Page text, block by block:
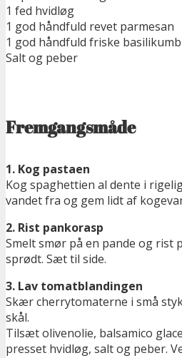
1 fed hvidløg
1 god håndfuld revet parmesan
1 god håndfuld friske
Salt og peber
Fremgangsmåde
1. Kog pastaen
Kog spaghettien al dente i
vandet fra og gem lidt af
2. Rist pankorasp
Smelt smør på en pande og rist
sprødt. Sæt til side.
3. Lav tomatblandingen
Skær cherrytomaterne i små
skål.
Tilsæt olivenolie, balsamico
presset hvidløg, salt og peber.